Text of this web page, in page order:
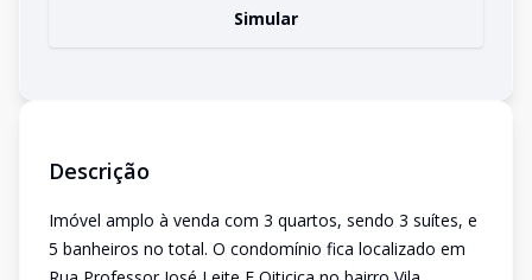
Simular
Descrição
Imóvel amplo à venda com 3 quartos, sendo 3 suítes, e
5 banheiros no total. O condomínio fica localizado em